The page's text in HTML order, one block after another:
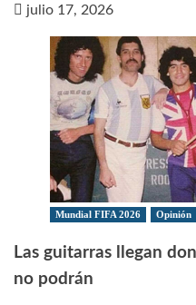
julio 17, 2026
Mundial FIFA 2026 Opinión
Las guitarras llegan
no podrán